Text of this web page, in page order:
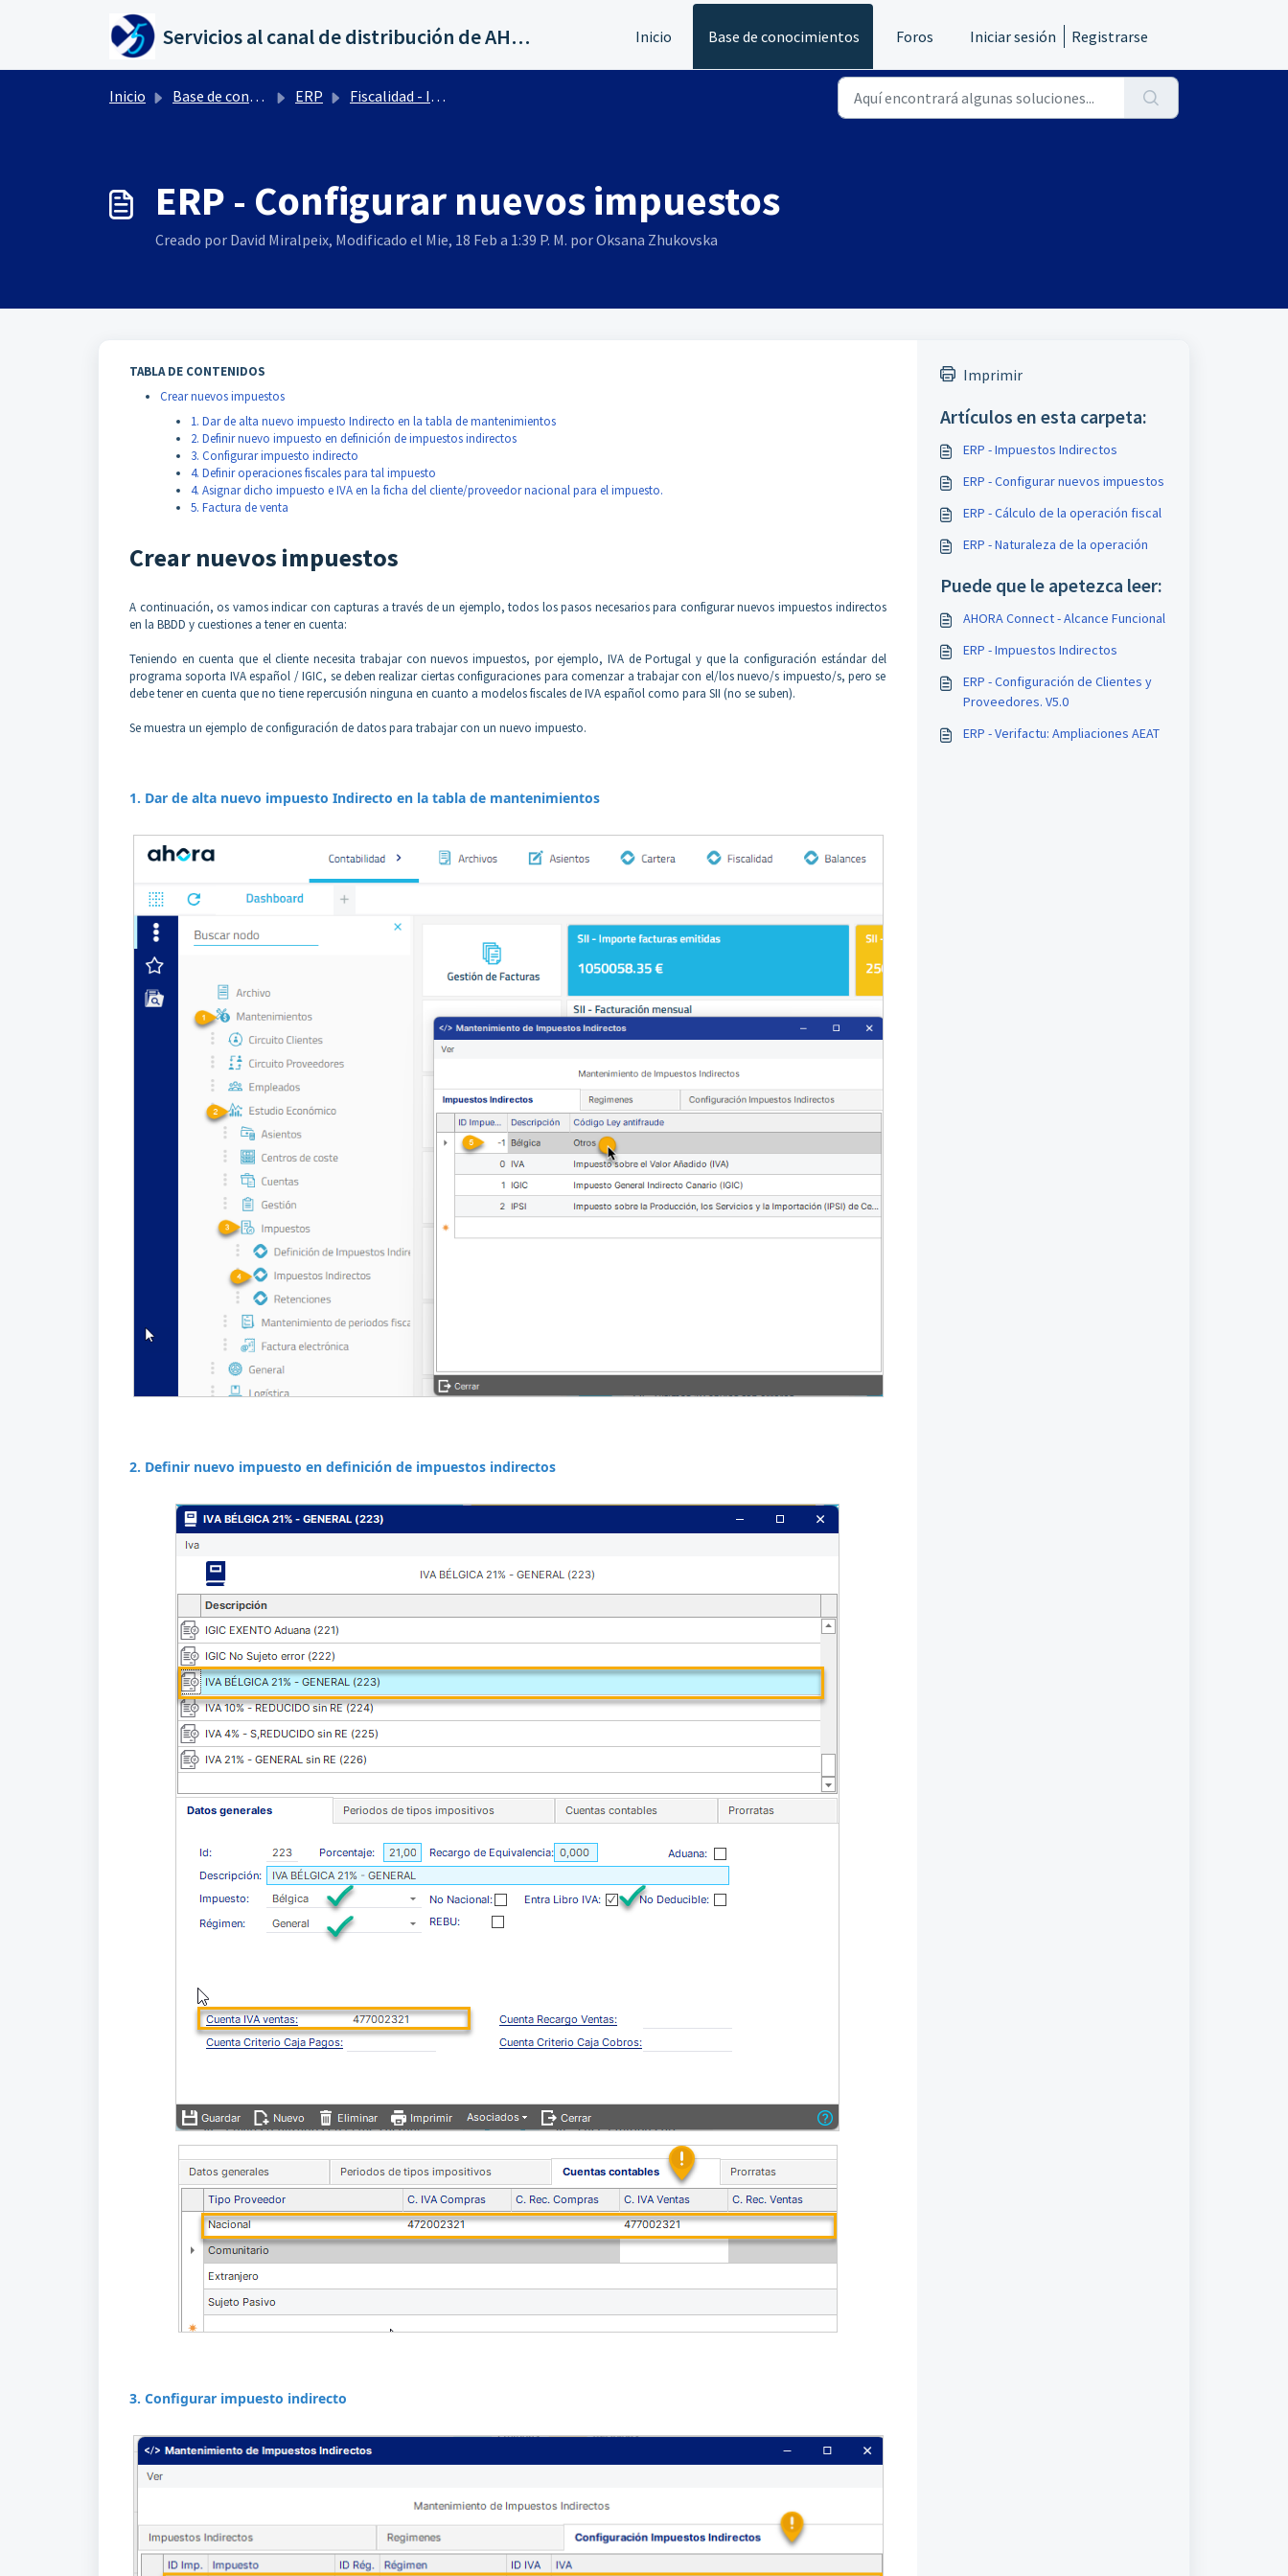
Servicios al canal de distribución de AHORA Inicio Base de conocimientos Foros Iniciar sesión Registrarse
Inicio Base de conocimientos ERP Fiscalidad - Impuestos
ERP - Configurar nuevos impuestos
Creado por David Miralpeix, Modificado el Mie, 18 Feb a 1:39 P. M. por Oksana Zhukovska
TABLA DE CONTENIDOS
Crear nuevos impuestos
1. Dar de alta nuevo impuesto Indirecto en la tabla de mantenimientos
2. Definir nuevo impuesto en definición de impuestos indirectos
3. Configurar impuesto indirecto
4. Definir operaciones fiscales para tal impuesto
4. Asignar dicho impuesto e IVA en la ficha del cliente/proveedor nacional para el impuesto.
5. Factura de venta
Crear nuevos impuestos
A continuación, os vamos indicar con capturas a través de un ejemplo, todos los pasos necesarios para configurar nuevos impuestos indirectos
en la BBDD y cuestiones a tener en cuenta:
Teniendo en cuenta que el cliente necesita trabajar con nuevos impuestos, por ejemplo, IVA de Portugal y que la configuración estándar del
programa soporta IVA español / IGIC, se deben realizar ciertas configuraciones para comenzar a trabajar con el/los nuevo/s impuesto/s, pero se
debe tener en cuenta que no tiene repercusión ninguna en cuanto a modelos fiscales de IVA español como para SII (no se suben).
Se muestra un ejemplo de configuración de datos para trabajar con un nuevo impuesto.
1. Dar de alta nuevo impuesto Indirecto en la tabla de mantenimientos
2. Definir nuevo impuesto en definición de impuestos indirectos
3. Configurar impuesto indirecto
Imprimir
Artículos en esta carpeta:
ERP - Impuestos Indirectos
ERP - Configurar nuevos impuestos
ERP - Cálculo de la operación fiscal
ERP - Naturaleza de la operación
Puede que le apetezca leer:
AHORA Connect - Alcance Funcional
ERP - Impuestos Indirectos
ERP - Configuración de Clientes y
Proveedores. V5.0
ERP - Verifactu: Ampliaciones AEAT